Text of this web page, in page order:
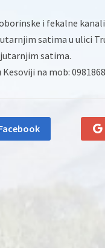
i fekalne
satima u ulici
jutarnjim satima.
na mob: